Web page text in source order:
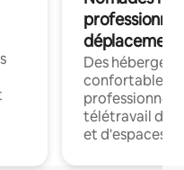
déplacement
Des
confortables
professionnels
télétravail
et d'espaces